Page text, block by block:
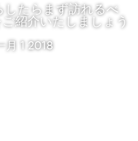
したらまず訪れるべ
紹介いたしましょう
月 1 2018